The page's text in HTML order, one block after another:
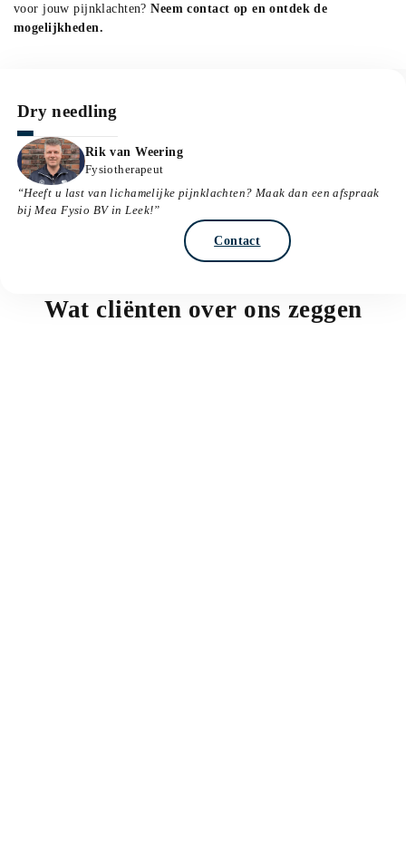
voor jouw pijnklachten? Neem contact op en ontdek de
mogelijkheden.
Dry needling
Rik van Weering
Fysiotherapeut
HeadshotRik van Weering
“Heeft u last van lichamelijke pijnklachten? Maak dan een afspraak
bij Mea Fysio BVin Leek!”
Contact
Wat cliënten over ons zeggen